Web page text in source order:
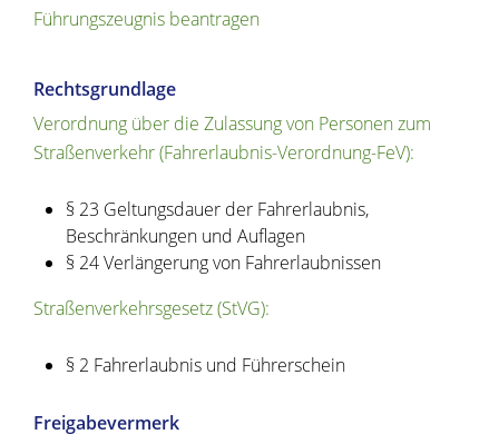
Führungszeugnis beantragen
Rechtsgrundlage
Verordnung über die Zulassung von Personen zum
Straßenverkehr (Fahrerlaubnis-Verordnung-FeV):
§ 23 Geltungsdauer der Fahrerlaubnis,
Beschränkungen und Auflagen
§ 24 Verlängerung von Fahrerlaubnissen
Straßenverkehrsgesetz (StVG):
§ 2 Fahrerlaubnis und Führerschein
Freigabevermerk